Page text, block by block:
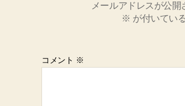
メールアドレスが公開
※ が付いてい
コメント ※